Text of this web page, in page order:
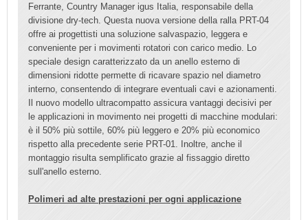
Ferrante, Country Manager igus Italia, responsabile della
divisione dry-tech. Questa nuova versione della ralla PRT-04
offre ai progettisti una soluzione salvaspazio, leggera e
conveniente per i movimenti rotatori con carico medio. Lo
speciale design caratterizzato da un anello esterno di
dimensioni ridotte permette di ricavare spazio nel diametro
interno, consentendo di integrare eventuali cavi e azionamenti.
Il nuovo modello ultracompatto assicura vantaggi decisivi per
le applicazioni in movimento nei progetti di macchine modulari:
è il 50% più sottile, 60% più leggero e 20% più economico
rispetto alla precedente serie PRT-01. Inoltre, anche il
montaggio risulta semplificato grazie al fissaggio diretto
sull'anello esterno.
Polimeri ad alte prestazioni per ogni applicazione